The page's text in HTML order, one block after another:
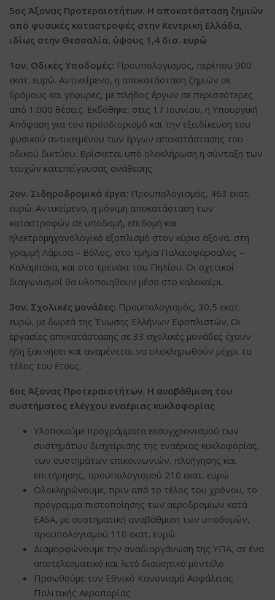
5ος Άξονας Προτεραιοτήτων. Η αποκατάσταση ζημιών
από φυσικές καταστροφές στην Κεντρική Ελλάδα,
ιδίως στην Θεσσαλία, ύψους 1,4 δισ. ευρώ
1ον. Οδικές Υποδομές: Προϋπολογισμός, περίπου 900
εκατ. ευρώ. Αντικείμενο, η αποκατάσταση ζημιών σε
δρόμους και γέφυρες, με πλήθος έργων σε περισσότερες
από 1.000 θέσεις. Εκδόθηκε, στις 17 Ιουνίου, η Υπουργική
Απόφαση για τον προσδιορισμό και την εξειδίκευση του
φυσικού αντικειμένου των έργων αποκατάστασης του
οδικού δικτύου. Βρίσκεται υπό ολοκλήρωση η σύνταξη των
τευχών κατεπείγουσας ανάθεσης.
2ον. Σιδηροδρομικά έργα: Προϋπολογισμός, 463 εκατ.
ευρώ. Αντικείμενο, η μόνιμη αποκατάσταση των
καταστροφών σε υποδομή, επιδομή και
ηλεκτρομηχανολογικό εξοπλισμό στον κύριο άξονα, στη
γραμμή Λάρισα – Βόλος, στο τμήμα Παλαιοφάρσαλος –
Καλαμπάκα, και στο τρενάκι του Πηλίου. Οι σχετικοί
διαγωνισμοί θα υλοποιηθούν μέσα στο καλοκαίρι.
3ον. Σχολικές μονάδες: Προϋπολογισμός, 30,5 εκατ.
ευρώ, με δωρεά της Ένωσης Ελλήνων Εφοπλιστών. Οι
εργασίες αποκατάστασης σε 33 σχολικές μονάδες έχουν
ήδη ξεκινήσει και αναμένεται να ολοκληρωθούν μέχρι το
τέλος του έτους.
6ος Άξονας Προτεραιοτήτων. Η αναβάθμιση του
συστήματος ελέγχου εναέριας κυκλοφορίας
Υλοποιούμε προγράμματα εκσυγχρονισμού των
συστημάτων διαχείρισης της εναέριας κυκλοφορίας,
των συστημάτων επικοινωνιών, πλοήγησης και
επιτήρησης, προϋπολογισμού 210 εκατ. ευρώ
Ολοκληρώνουμε, πριν από το τέλος του χρόνου, το
πρόγραμμα πιστοποίησης των αεροδρομίων κατά
EASA, με συστηματική αναβάθμιση των υποδομών,
προϋπολογισμού 110 εκατ. ευρώ
Διαμορφώνουμε την αναδιοργάνωση της ΥΠΑ, σε ένα
αποτελεσματικό και λιτό διοικητικό μοντέλο
Προωθούμε τον Εθνικό Κανονισμό Ασφάλειας
Πολιτικής Αεροπορίας